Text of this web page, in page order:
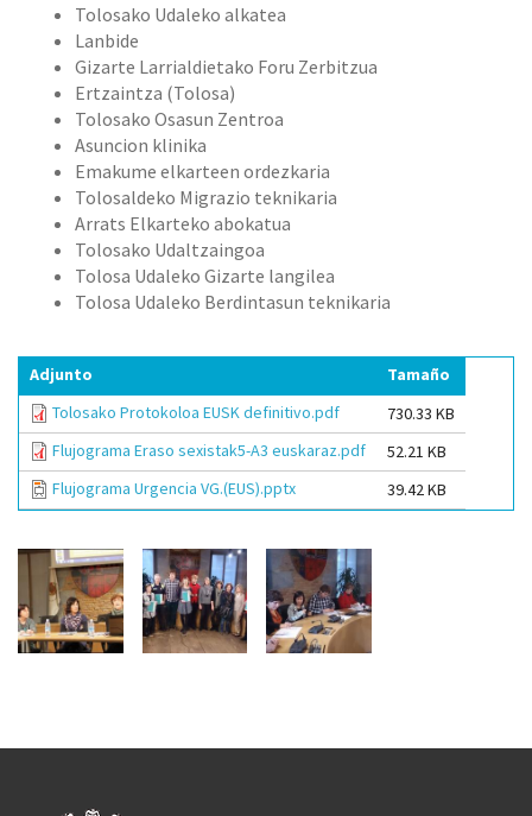
Tolosako Udaleko alkatea
Lanbide
Gizarte Larrialdietako Foru Zerbitzua
Ertzaintza (Tolosa)
Tolosako Osasun Zentroa
Asuncion klinika
Emakume elkarteen ordezkaria
Tolosaldeko Migrazio teknikaria
Arrats Elkarteko abokatua
Tolosako Udaltzaingoa
Tolosa Udaleko Gizarte langilea
Tolosa Udaleko Berdintasun teknikaria
Adjunto
Tamaño
Tolosako Protokoloa EUSK definitivo.pdf
730.33 KB
Flujograma Eraso sexistak5-A3 euskaraz.pdf
52.21 KB
Flujograma Urgencia VG.(EUS).pptx
39.42 KB